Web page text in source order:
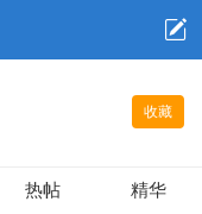
收藏
热帖 精华